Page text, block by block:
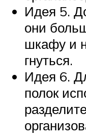
Идея 5.
они
шкафу и
гнуться.
Идея 6.
полок